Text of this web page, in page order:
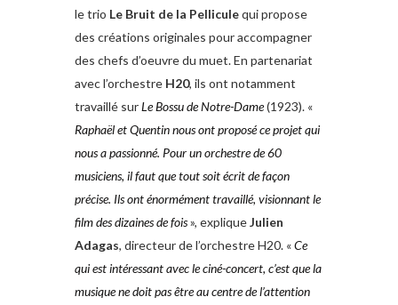
le trio Le Bruit de la Pelliculequi propose
des créations originales pour accompagner
des chefs d’oeuvre du muet. En partenariat
avec l’orchestre H20, ils ont notamment
travaillé surLe Bossu de Notre-Dame(1923). «
Raphaël et Quentin nous ont proposé ce projet qui
nous a passionné. Pour un orchestre de 60
musiciens, il faut que tout soit écrit de façon
précise. Ils ont énormément travaillé, visionnant le
film des dizaines de fois», expliqueJulien
Adagas, directeur de l’orchestre H20. «Ce
qui est intéressant avec le ciné-concert, c’est que la
musique ne doit pas être au centre de l’attention